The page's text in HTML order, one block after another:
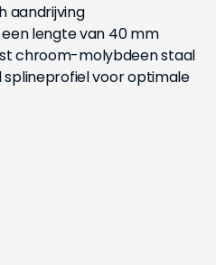
aandrijving
lengte van 40 mm
chroom-molybdeen staal
splineprofiel voor optimale